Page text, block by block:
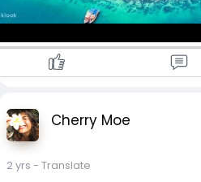
Kham🌴
Kham သည် Pattaya အနီးနား
မ်းလန်းစိုပြေသောရေပြင်ကြီးနဲ့အတူ
ျောက်ဆောင်ငယ်များကြောင့် လူသိ
ည်းရိုက်နိုင်ပါတယ်။Koh Kham က
ချက်ကတော့ ဓါတ်ပုံရိုက်ရင်အရမ်း
ယ်။လာရောက်လည်ပတ်သူများသည် သ
ဘာ၀အလှများကို Snorkeling လု
Cherry Moe
2 yrs - Translate